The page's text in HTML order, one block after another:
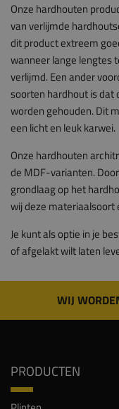
Onze hardhouten
van verlijmde
dit product extreem
wanneer lange lengtes
verlijmd. Een ander
soorten hardhout is dat
worden gehouden. Dit
een licht en leuk karwei.
Onze hardhouten
de MDF-varianten.
grondlaag op het
wij deze
Je kunt als optie in je
of afgelakt wilt laten
WIJ
PRODUCTEN